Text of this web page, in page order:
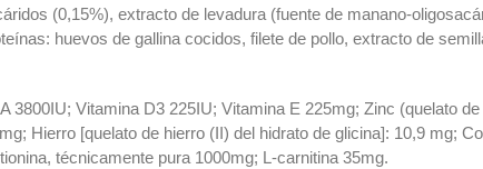
(0,15%), extracto de levadura (fuente de manano-
huevos de gallina cocidos, filete de pollo, extracto de
3800IU; Vitamina D3 225IU; Vitamina E 225mg; Zinc (quelato
Hierro [quelato de hierro (II) del hidrato de glicina]: 10,9 mg;
técnicamente pura 1000mg; L-carnitina 35mg.